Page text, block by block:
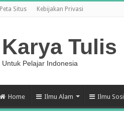
Peta Situs Kebijakan Privasi
Karya Tulis
Untuk Pelajar Indonesia
Home Ilmu Alam Ilmu